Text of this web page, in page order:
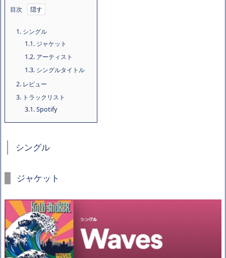
目次
1. シングル
1.1. ジャケット
1.2. アーティスト
1.3. シングルタイトル
2. レビュー
3. トラックリスト
3.1.Spotify
シングル
ジャケット